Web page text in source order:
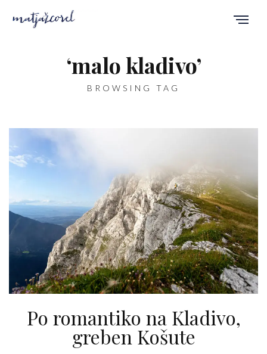
‘malo kladivo’
BROWSING TAG
Po romantiko na Kladivo,
greben Košute